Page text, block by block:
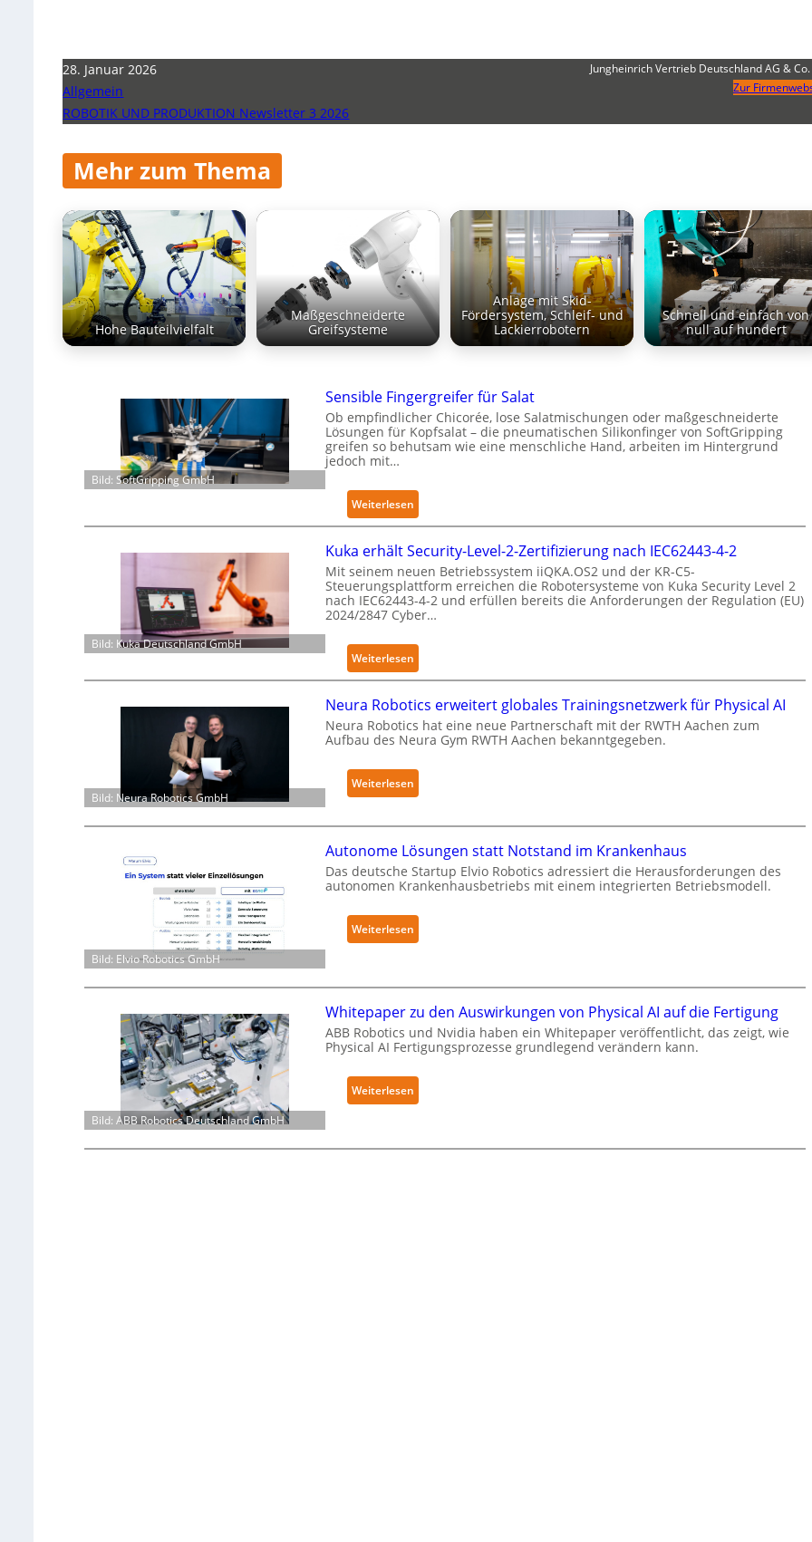
28. Januar 2026
Allgemein
ROBOTIK UND PRODUKTION Newsletter 3 2026
Jungheinrich Vertrieb Deutschland AG & Co.
Zur
Mehr zum Thema
Hohe Bauteilvielfalt
Maßgeschneiderte
Greifsysteme
Anlage mit Skid-
Fördersystem, Schleif- und
Lackierrobotern
Schnell und einfach von
null auf hundert
Bild: SoftGripping GmbH
Sensible Fingergreifer für Salat
Ob empfindlicher Chicorée, lose Salatmischungen oder maßgeschneiderte
Lösungen für Kopfsalat – die pneumatischen Silikonfinger von SoftGripping
greifen so behutsam wie eine menschliche Hand, arbeiten im Hintergrund
jedoch mit…
Weiterlesen:
S
n
s
i
b
e
F
n
g
r
g
e
i
f
e
ü
l
a
t
Bild: Kuka Deutschland GmbH
Kuka erhält Security-Level-2-Zertifizierung nach IEC62443-4-2
Mit seinem neuen Betriebssystem iiQKA.OS2 und der KR-C5-
Steuerungsplattform erreichen die Robotersysteme von Kuka Security Level 2
nach IEC62443-4-2 und erfüllen bereits die Anforderungen der Regulation (EU)
2024/2847 Cyber…
Weiterlesen:
K
k
a
r
h
l
t
S
e
r
-
L
e
v
e
2
Bild: Neura Robotics GmbH
Neura Robotics erweitert globales Trainingsnetzwerk für Physical AI
Neura Robotics hat eine neue Partnerschaft mit der RWTH Aachen zum
Aufbau des Neura Gym RWTH Aachen bekanntgegeben.
Weiterlesen:
N
r
a
o
b
i
c
s
e
w
e
Bild: Elvio Robotics GmbH
Autonome Lösungen statt Notstand im Krankenhaus
Das deutsche Startup Elvio Robotics adressiert die Herausforderungen des
autonomen Krankenhausbetriebs mit einem integrierten Betriebsmodell.
Weiterlesen:
A
t
o
e
L
Bild: ABB Robotics Deutschland GmbH
Whitepaper zu den Auswirkungen von Physical AI auf die Fertigung
ABB Robotics und Nvidia haben ein Whitepaper veröffentlicht, das zeigt, wie
Physical AI Fertigungsprozesse grundlegend verändern kann.
Weiterlesen:
W
i